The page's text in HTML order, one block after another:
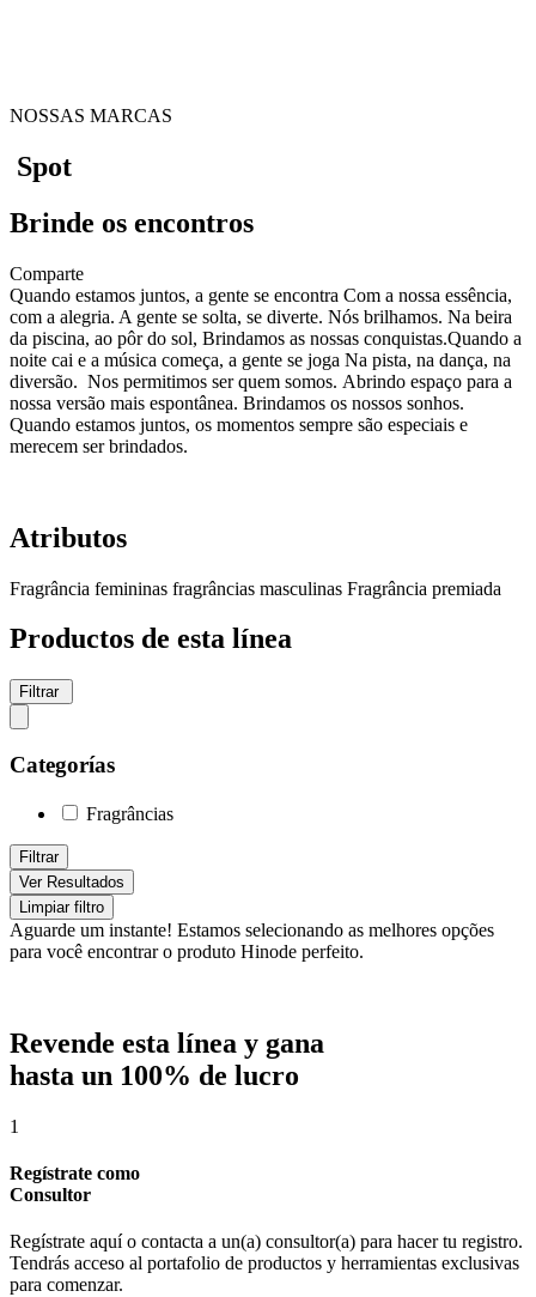
NOSSAS MARCAS
Spot
Brinde os encontros
Comparte
Quando estamos juntos, a gente se encontra Com a nossa essência,
com a alegria. A gente se solta, se diverte. Nós brilhamos. Na beira
da piscina, ao pôr do sol, Brindamos as nossas conquistas.Quando a
noite cai e a música começa, a gente se joga Na pista, na dança, na
diversão. Nos permitimos ser quem somos. Abrindo espaço para a
nossa versão mais espontânea. Brindamos os nossos sonhos.
Quando estamos juntos, os momentos sempre são especiais e
merecem ser brindados.
Atributos
Fragrância femininas fragrâncias masculinas Fragrância premiada
Productos de esta línea
Filtrar
Categorías
Fragrâncias
Filtrar
Ver Resultados
Limpiar filtro
Aguarde um instante! Estamos selecionando as melhores opções
para você encontrar o produto Hinode perfeito.
Revende esta línea y gana
hasta un 100% de lucro
1
Regístrate como
Consultor
Regístrate aquí o contacta a un(a) consultor(a) para hacer tu registro.
Tendrás acceso al portafolio de productos y herramientas exclusivas
para comenzar.